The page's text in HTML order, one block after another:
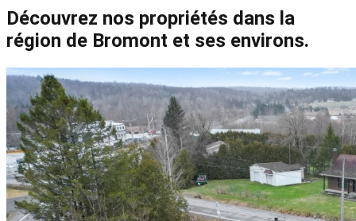
Découvrez nos propriétés dans la
région de Bromont et ses environs.